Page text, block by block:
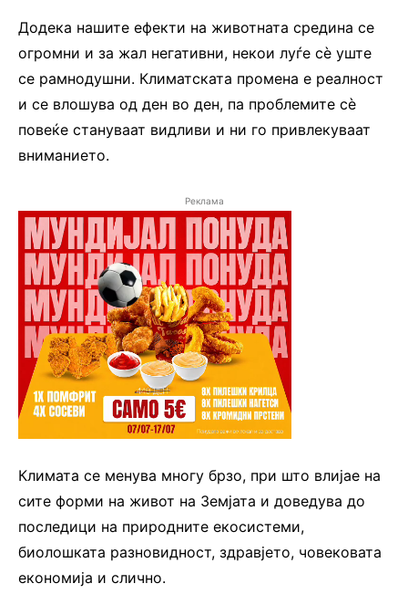
Додека нашите ефекти на животната средина се
огромни и за жал негативни, некои луѓе сè уште
се рамнодушни. Климатската промена е реалност
и се влошува од ден во ден, па проблемите сè
повеќе стануваат видливи и ни го привлекуваат
вниманието.
Реклама
Климата се менува многу брзо, при што влијае на
сите форми на живот на Земјата и доведува до
последици на природните екосистеми,
биолошката разновидност, здравјето, човековата
економија и слично.